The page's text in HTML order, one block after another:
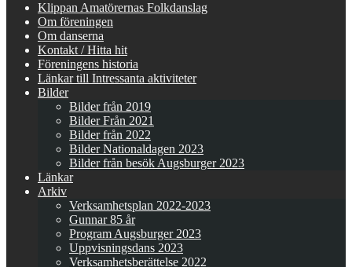
Klippan Amatörernas Folkdanslag
Om föreningen
Om danserna
Kontakt / Hitta hit
Föreningens historia
Länkar till Intressanta aktiviteter
Bilder
Bilder från 2019
Bilder Från 2021
Bilder från 2022
Bilder Nationaldagen 2023
Bilder från besök Augsburger 2023
Länkar
Arkiv
Verksamhetsplan 2022-2023
Gunnar 85 år
Program Augsburger 2023
Uppvisningsdans 2023
Verksamhetsberättelse 2022